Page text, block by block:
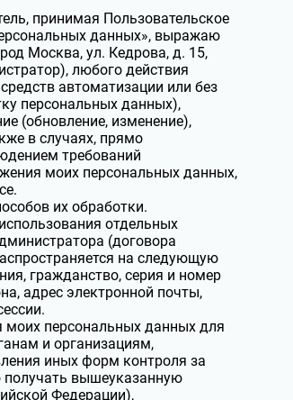
принимая Пользовательское
данных», выражаю
Москва, ул. Кедрова, д. 15,
любого действия
автоматизации или без
персональных данных),
(обновление, изменение),
в случаях, прямо
требований
моих персональных данных,
их обработки.
отдельных
(договора
на следующую
гражданство, серия и номер
адрес электронной почты,
моих персональных данных для
и организациям,
иных форм контроля за
вышеуказанную
Федерации),